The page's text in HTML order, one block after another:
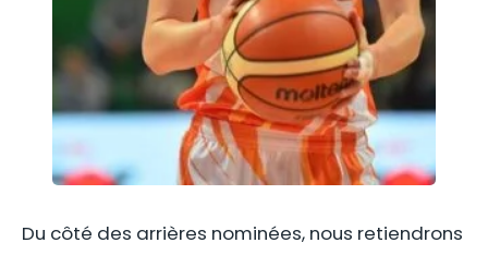
Du côté des arrières nominées, nous retiendrons